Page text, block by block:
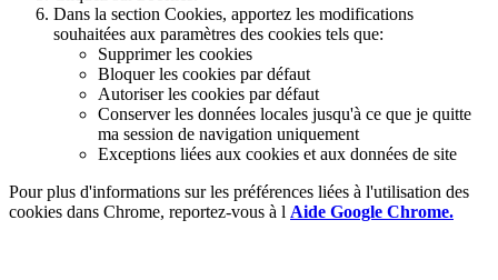
Dans la section Cookies, apportez les modifications
souhaitées aux paramètres des cookies tels que:
Supprimer les cookies
Bloquer les cookies par défaut
Autoriser les cookies par défaut
Conserver les données locales jusqu'à ce que je quitte
ma session de navigation uniquement
Exceptions liées aux cookies et aux données de site
Pour plus d'informations sur les préférences liées à l'utilisation des
cookies dans Chrome, reportez-vous à l Aide Google Chrome.